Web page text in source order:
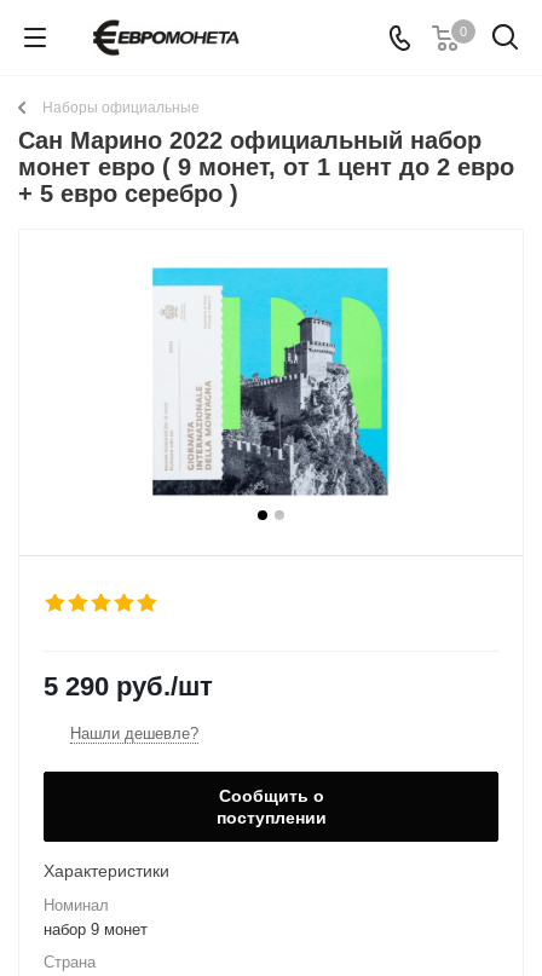
0
Наборы официальные
Сан Марино 2022 официальный набор
монет евро ( 9 монет, от 1 цент до 2 евро
+ 5 евро серебро )
5 290 руб./шт
Нашли дешевле?
Сообщить о
поступлении
Характеристики
Номинал
набор 9 монет
Страна